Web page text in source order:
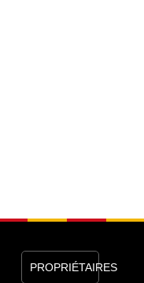
PROPRIÉTAIRES